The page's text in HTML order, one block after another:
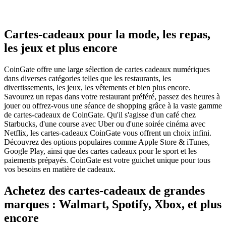
Cartes-cadeaux pour la mode, les repas,
les jeux et plus encore
CoinGate offre une large sélection de cartes cadeaux numériques
dans diverses catégories telles que les restaurants, les
divertissements, les jeux, les vêtements et bien plus encore.
Savourez un repas dans votre restaurant préféré, passez des heures à
jouer ou offrez-vous une séance de shopping grâce à la vaste gamme
de cartes-cadeaux de CoinGate. Qu'il s'agisse d'un café chez
Starbucks, d'une course avec Uber ou d'une soirée cinéma avec
Netflix, les cartes-cadeaux CoinGate vous offrent un choix infini.
Découvrez des options populaires comme Apple Store & iTunes,
Google Play, ainsi que des cartes cadeaux pour le sport et les
paiements prépayés. CoinGate est votre guichet unique pour tous
vos besoins en matière de cadeaux.
Achetez des cartes-cadeaux de grandes
marques : Walmart, Spotify, Xbox, et plus
encore